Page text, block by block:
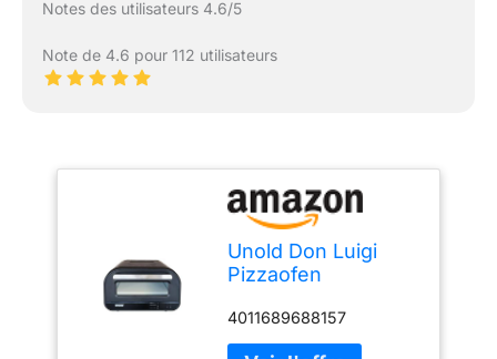
Notes des utilisateurs 4.6/5
Note de 4.6 pour 112 utilisateurs
Unold Don Luigi
Pizzaofen
(68815)
4011689688157